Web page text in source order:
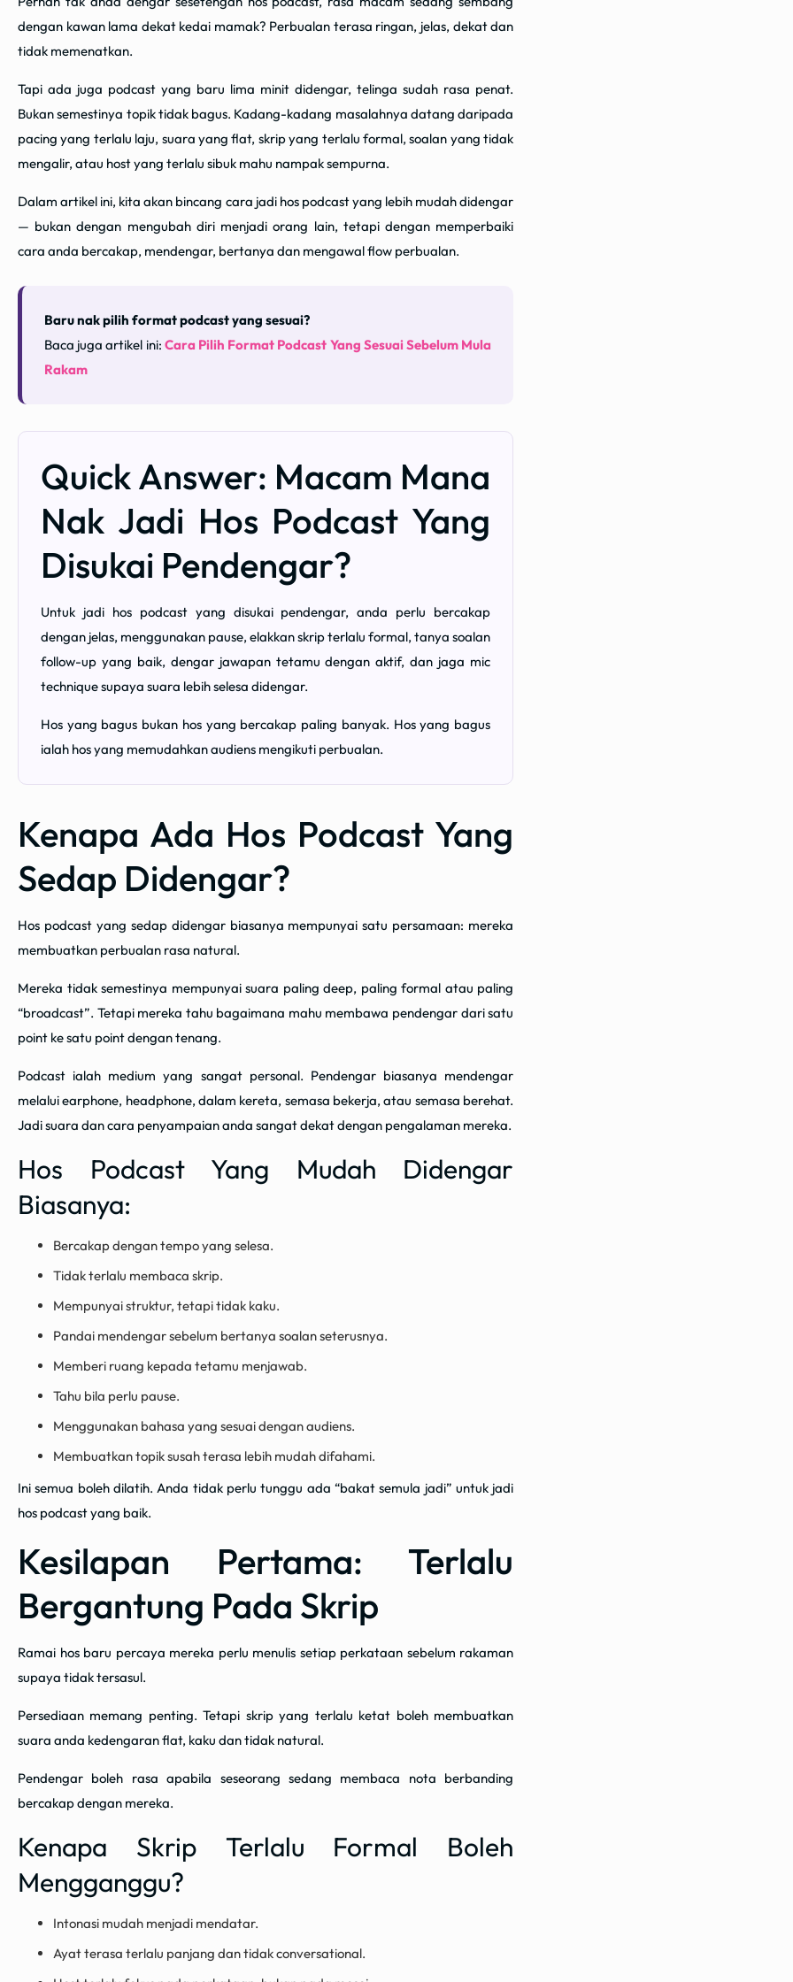
dengan kawan lama dekat kedai mamak? Perbualan terasa ringan, jelas, dekat dan
tidak memenatkan.
Tapi ada juga podcast yang baru lima minit didengar, telinga sudah rasa penat.
Bukan semestinya topik tidak bagus. Kadang-kadang masalahnya datang daripada
pacing yang terlalu laju, suara yang flat, skrip yang terlalu formal, soalan yang tidak
mengalir, atau host yang terlalu sibuk mahu nampak sempurna.
Dalam artikel ini, kita akan bincang cara jadi hos podcast yang lebih mudah didengar
— bukan dengan mengubah diri menjadi orang lain, tetapi dengan memperbaiki
cara anda bercakap, mendengar, bertanya dan mengawal flow perbualan.
Baru nak pilih format podcast yang sesuai?
Baca juga artikel ini: Cara Pilih Format Podcast Yang Sesuai Sebelum Mula
Rakam
Quick Answer: Macam Mana
Nak Jadi Hos Podcast Yang
Disukai Pendengar?
Untuk jadi hos podcast yang disukai pendengar, anda perlu bercakap
dengan jelas, menggunakan pause, elakkan skrip terlalu formal, tanya soalan
follow-up yang baik, dengar jawapan tetamu dengan aktif, dan jaga mic
technique supaya suara lebih selesa didengar.
Hos yang bagus bukan hos yang bercakap paling banyak. Hos yang bagus
ialah hos yang memudahkan audiens mengikuti perbualan.
Kenapa Ada Hos Podcast Yang
Sedap Didengar?
Hos podcast yang sedap didengar biasanya mempunyai satu persamaan: mereka
membuatkan perbualan rasa natural.
Mereka tidak semestinya mempunyai suara paling deep, paling formal atau paling
“broadcast”. Tetapi mereka tahu bagaimana mahu membawa pendengar dari satu
point ke satu point dengan tenang.
Podcast ialah medium yang sangat personal. Pendengar biasanya mendengar
melalui earphone, headphone, dalam kereta, semasa bekerja, atau semasa berehat.
Jadi suara dan cara penyampaian anda sangat dekat dengan pengalaman mereka.
Hos Podcast Yang Mudah Didengar
Biasanya:
Bercakap dengan tempo yang selesa.
Tidak terlalu membaca skrip.
Mempunyai struktur, tetapi tidak kaku.
Pandai mendengar sebelum bertanya soalan seterusnya.
Memberi ruang kepada tetamu menjawab.
Tahu bila perlu pause.
Menggunakan bahasa yang sesuai dengan audiens.
Membuatkan topik susah terasa lebih mudah difahami.
Ini semua boleh dilatih. Anda tidak perlu tunggu ada “bakat semula jadi” untuk jadi
hos podcast yang baik.
Kesilapan Pertama: Terlalu
Bergantung Pada Skrip
Ramai hos baru percaya mereka perlu menulis setiap perkataan sebelum rakaman
supaya tidak tersasul.
Persediaan memang penting. Tetapi skrip yang terlalu ketat boleh membuatkan
suara anda kedengaran flat, kaku dan tidak natural.
Pendengar boleh rasa apabila seseorang sedang membaca nota berbanding
bercakap dengan mereka.
Kenapa Skrip Terlalu Formal Boleh
Mengganggu?
Intonasi mudah menjadi mendatar.
Ayat terasa terlalu panjang dan tidak conversational.